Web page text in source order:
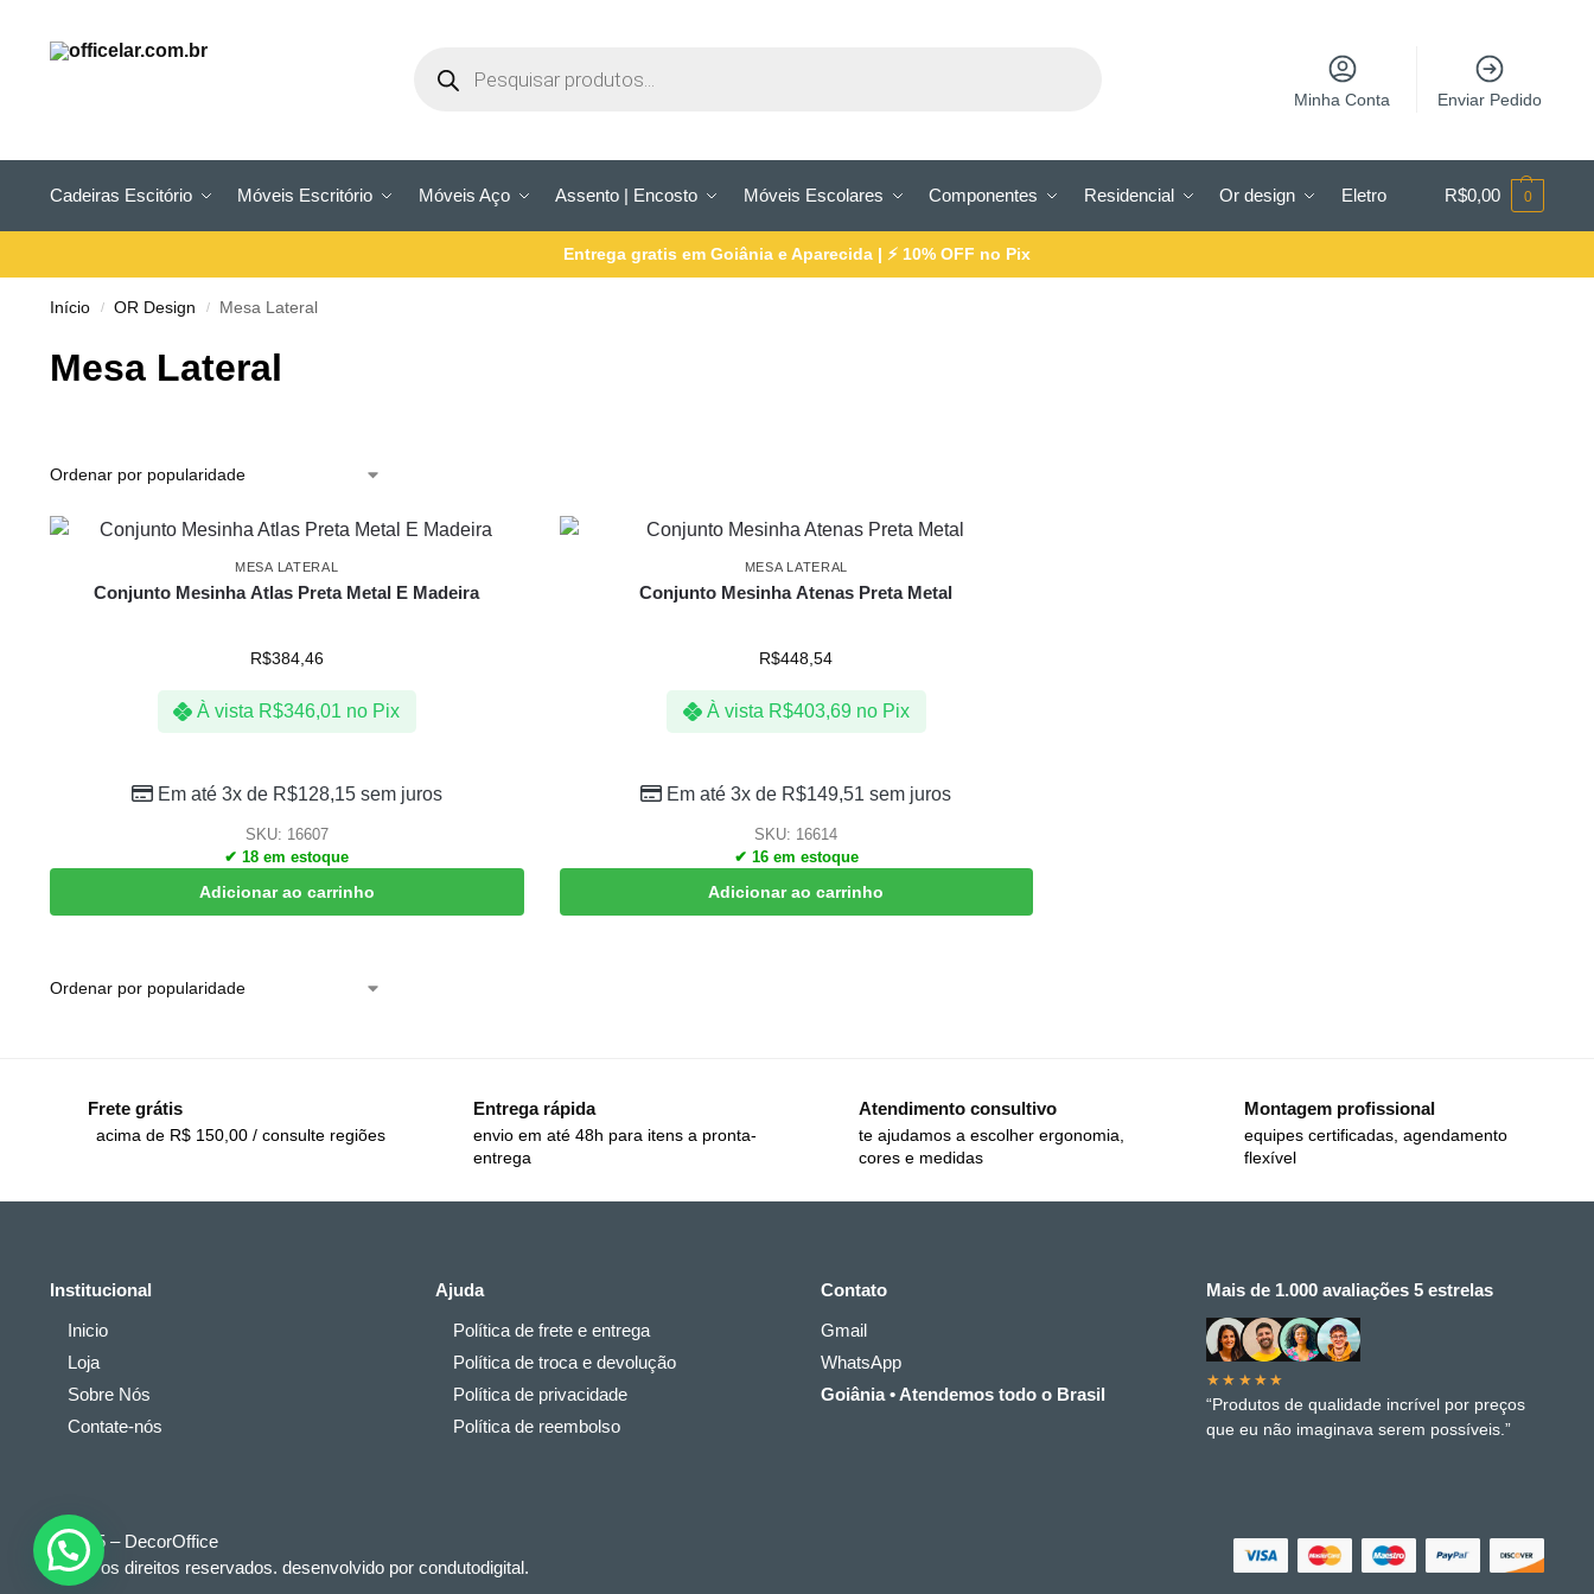
Minha Conta Enviar Pedido
Cadeiras Escitório Móveis Escritório Móveis Aço Assento | Encosto Móveis Escolares Componentes Residencial Or design Eletro R$0,00 0
Entrega gratis em Goiânia e Aparecida | ⚡ 10% OFF no Pix
Início / OR Design / Mesa Lateral
Mesa Lateral
MESA LATERAL
Conjunto Mesinha Atlas Preta Metal E Madeira
R$384,46
À vista R$346,01 no Pix
Em até 3x de R$128,15sem juros
SKU: 16607
✔ 18 em estoque
Adicionar ao carrinho
MESA LATERAL
Conjunto Mesinha Atenas Preta Metal
R$448,54
À vista R$403,69 no Pix
Em até 3x de R$149,51 sem juros
SKU: 16614
✔ 16 em estoque
Adicionar ao carrinho
Frete grátis
acima de R$ 150,00 / consulte regiões
Entrega rápida
envio em até 48h para itens a pronta-
entrega
Atendimento consultivo
te ajudamos a escolher ergonomia,
cores e medidas
Montagem profissional
equipes certificadas, agendamento
flexível
Institucional
Inicio
Loja
Sobre Nós
Contate-nós
Ajuda
Política de frete e entrega
Política de troca e devolução
Política de privacidade
Política de reembolso
Contato
Gmail
WhatsApp
Goiânia • Atendemos todo o Brasil
Mais de 1.000 avaliações 5 estrelas
★★★★★
“Produtos de qualidade incrível por preços
que eu não imaginava serem possíveis.”
© 2025 – DecorOffice
Todos os direitos reservados. desenvolvido por condutodigital.